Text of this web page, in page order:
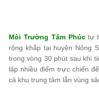
Môi Trường Tâm Phúctự
rộng khắp tại huyện Nông
trong vòng 30 phút sau khi
lập nhiều điểm trực chiến
cả khu trung tâm lẫn vùng